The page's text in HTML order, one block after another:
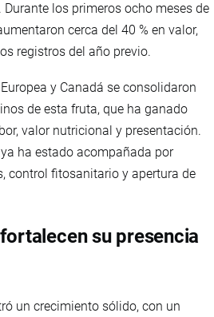
Durante los primeros ocho meses de
cerca del 40 % en valor,
registros del año previo.
y Canadá se consolidaron
de esta fruta, que ha ganado
valor nutricional y presentación.
ha estado acompañada por
control fitosanitario y apertura de
su presencia
un crecimiento sólido, con un